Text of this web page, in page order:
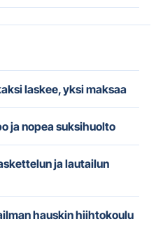
laskee, yksi maksaa
ja nopea suksihuolto
ja lautailun
hauskin hiihtokoulu